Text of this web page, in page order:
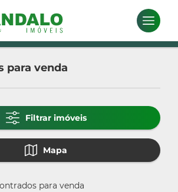
para venda
para venda
Filtrar imóveis
Mapa